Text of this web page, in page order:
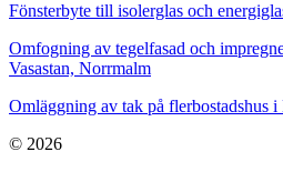
Fönsterbyte till isolerglas och
Omfogning av tegelfasad och
Vasastan, Norrmalm
Omläggning av tak på flerbostadshus
© 2026